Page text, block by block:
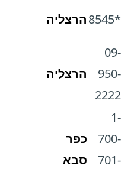
*8545 הרצליה
09-
950-
2222
הרצליה
1-
700-
701-
כפר
סבא